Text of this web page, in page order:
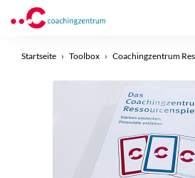
Startseite Toolbox Coachingzentrum